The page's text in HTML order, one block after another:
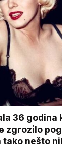
36 godina
zgrozilo
nešto